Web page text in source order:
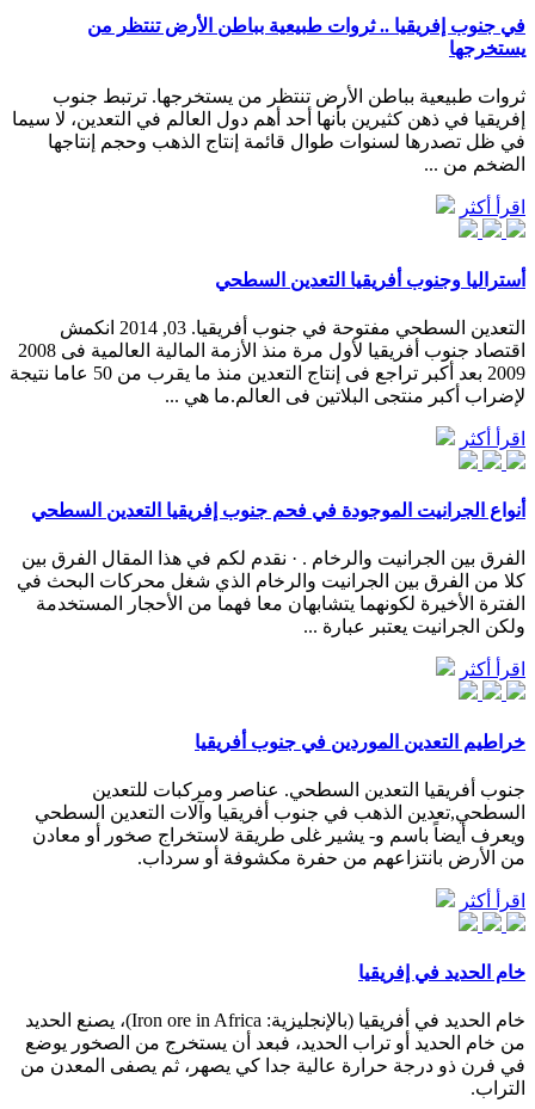
في جنوب إفريقيا .. ثروات طبيعية بباطن الأرض تنتظر من
يستخرجها
ثروات طبيعية بباطن الأرض تنتظر من يستخرجها. ترتبط جنوب
إفريقيا في ذهن كثيرين بأنها أحد أهم دول العالم في التعدين، لا سيما
في ظل تصدرها لسنوات طوال قائمة إنتاج الذهب وحجم إنتاجها
الضخم من ...
اقرأ أكثر
أستراليا وجنوب أفريقيا التعدين السطحي
التعدين السطحي مفتوحة في جنوب أفريقيا. 03, 2014 انكمش
اقتصاد جنوب أفريقيا لأول مرة منذ الأزمة المالية العالمية فى 2008
2009 بعد أكبر تراجع فى إنتاج التعدين منذ ما يقرب من 50 عاما نتيجة
لإضراب أكبر منتجى البلاتين فى العالم.ما هي ...
اقرأ أكثر
أنواع الجرانيت الموجودة في فحم جنوب إفريقيا التعدين السطحي
الفرق بين الجرانيت والرخام . · نقدم لكم في هذا المقال الفرق بين
كلا من الفرق بين الجرانيت والرخام الذي شغل محركات البحث في
الفترة الأخيرة لكونهما يتشابهان معا فهما من الأحجار المستخدمة
ولكن الجرانيت يعتبر عبارة ...
اقرأ أكثر
خراطيم التعدين الموردين في جنوب أفريقيا
جنوب أفريقيا التعدين السطحي. عناصر ومركبات للتعدين
السطحي,تعدين الذهب في جنوب أفريقيا وآلات التعدين السطحي
ويعرف أيضاً باسم و- يشير غلى طريقة لاستخراج صخور أو معادن
من الأرض بانتزاعهم من حفرة مكشوفة أو سرداب.
اقرأ أكثر
خام الحديد في إفريقيا
خام الحديد في أفريقيا (بالإنجليزية: Iron ore in Africa)‏، يصنع الحديد
من خام الحديد أو تراب الحديد، فبعد أن يستخرج من الصخور يوضع
في فرن ذو درجة حرارة عالية جدا كي يصهر، ثم يصفى المعدن من
التراب.